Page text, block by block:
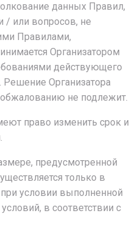
данных Правил,
/ или вопросов, не
Правилами,
Организатором
действующего
Решение Организатора
не подлежит.
право изменить срок и
предусмотренной
только в
условии выполненной
в соответствии с